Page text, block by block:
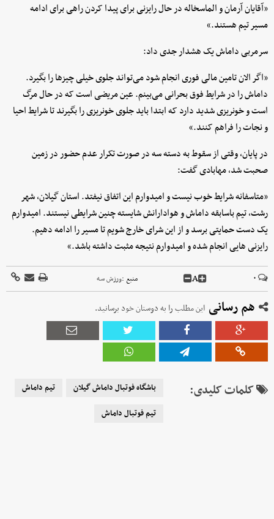
«آقایان آرمان و الماسخاله در حال رایزنی برای پیدا کردن راهی برای ادامه
مسیر تیم هستند.»
سرمربی داماش یک هشدار جدی داد:
«اگر الان تامین مالی فوری انجام شود می‌تواند جلوی خیلی چیزها را بگیرد.
داماش را در شرایط فوق بحرانی می‌بینم. عین مریضی است که در حال مرگ
است و خونریزی شدید دارد که ابتدا باید جلوی خونریزی را بگیرند تا شرایط احیا
و نجات را فراهم کنند.»
در پایان، وقتی از سقوط به دسته سه در صورت تکرار عدم حضور در زمین
صحبت شد، مهابادی گفت:
«متاسفانه شرایط خوب نیست و امیدوارم این اتفاق نیفتد. استان گیلان، شهر
رشت، تیم باسابقه داماش و هوادارانش شایسته چنین شرایطی نیستند. امیدوارم
یک دست حمایتی برسد و از این شرای خارج شویم تا مسیر را ادامه دهیم.
رایزنی هایی انجام شده و امیدوارم نتیجه مثبت داشته باشد.»
۰ A منبع :ورزش سه
هم رسانی این مطلب را به دوستان خود برسانید.
کلمات کلیدی: باشگاه فوتبال داماش گیلان
تیم داماش
تیم فوتبال داماش